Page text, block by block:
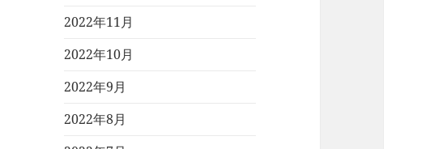
2022年11月
2022年10月
2022年9月
2022年8月